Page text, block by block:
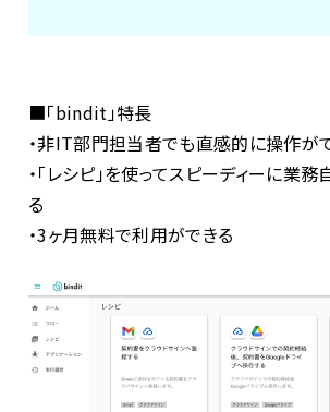
■「bindit」特長
・非IT部門担当者でも直感的に操作が
・「レシピ」を使ってスピーディーに業
る
・3ヶ月無料で利用ができる